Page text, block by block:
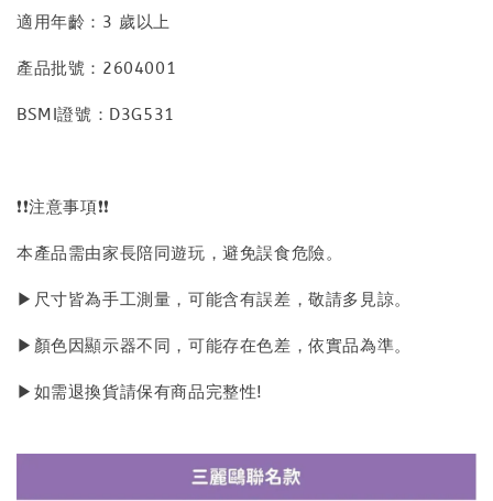
適用年齡：3 歲以上
產品批號：2604001
BSMI證號：D3G531
❗❗注意事項❗❗
本產品需由家長陪同遊玩，避免誤食危險。
▶尺寸皆為手工測量，可能含有誤差，敬請多見諒。
▶顏色因顯示器不同，可能存在色差，依實品為準。
▶如需退換貨請保有商品完整性!